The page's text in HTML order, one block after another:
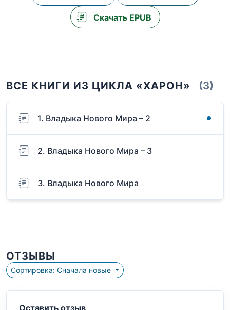
Скачать EPUB
ВСЕ КНИГИ ИЗ ЦИКЛА «ХАРОН» (3)
1. Владыка Нового Мира – 2
2. Владыка Нового Мира – 3
3. Владыка Нового Мира
ОТЗЫВЫ
Сортировка: Сначала новые